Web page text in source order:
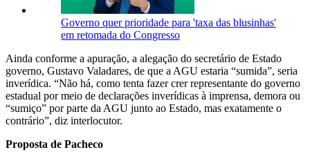
Governo quer prioridade para 'taxa das blusinhas'
em retomada do Congresso
Ainda conforme a apuração, a alegação do secretário de Estado
governo, Gustavo Valadares, de que a AGU estaria “sumida”, seria
inverídica. “Não há, como tenta fazer crer representante do governo
estadual por meio de declarações inverídicas à imprensa, demora ou
“sumiço” por parte da AGU junto ao Estado, mas exatamente o
contrário”, diz interlocutor.
Proposta de Pacheco